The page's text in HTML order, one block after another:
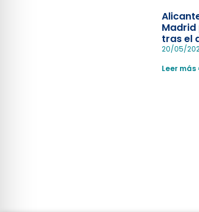
tras el
20/05/
Leer más